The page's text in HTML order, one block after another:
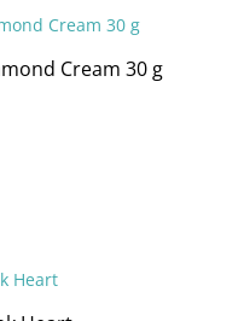
Cream 30 g